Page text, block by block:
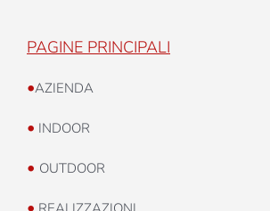
PAGINE PRINCIPALI
•AZIENDA
• INDOOR
• OUTDOOR